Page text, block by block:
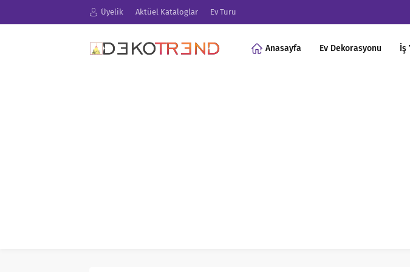
Üyelik Aktüel Kataloglar Ev Turu
Anasayfa Ev Dekorasyonu İş